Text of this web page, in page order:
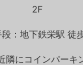
2F
：地下鉄栄駅 徒
隣にコインパーキ